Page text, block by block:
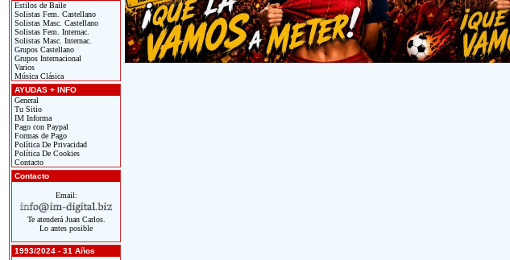
Estilos de Baile
Solistas Fem. Castellano
Solistas Masc. Castellano
Solistas Fem. Internac.
Solistas Masc. Internac.
Grupos Castellano
Grupos Internacional
Varios
Música Clásica
AYUDAS + INFO
General
Tu Sitio
IM Informa
Pago con Paypal
Formas de Pago
Política De Privacidad
Política De Cookies
Contacto
Contacto
Email:
Te atenderá Juan Carlos.
Lo antes posible
1993/2024 - 31 Años